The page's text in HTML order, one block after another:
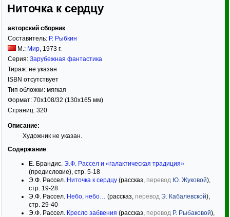
Ниточка к сердцу
авторский сборник
Составитель: Р. Рыбкин
М.: Мир, 1973 г.
Серия: Зарубежная фантастика
Тираж: не указан
ISBN отсутствует
Тип обложки: мягкая
Формат: 70x108/32 (130x165 мм)
Страниц: 320
Описание:
Художник не указан.
Содержание:
Е. Брандис. Э.Ф. Рассел и «галактическая традиция»
(предисловие), стр. 5-18
Э.Ф. Рассел. Ниточка к сердцу (рассказ, перевод Ю. Жуковой),
стр. 19-28
Э.Ф. Рассел. Небо, небо… (рассказ, перевод Э. Кабалевской),
стр. 29-40
Э.Ф. Рассел. Кресло забвения (рассказ, перевод Р. Рыбаковой),